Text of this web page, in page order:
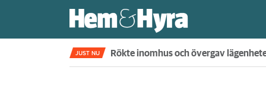
JUST NU Rökte inomhus och övergav